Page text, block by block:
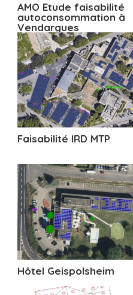
AMO Etude faisabilité
autoconsommation à
Vendargues
Faisabilité IRD MTP
Hôtel Geispolsheim